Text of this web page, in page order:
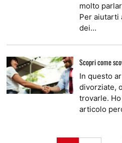
molto
Per aiutarti
dei…
Scopri come
In questo
divorziate,
trovarle.
articolo